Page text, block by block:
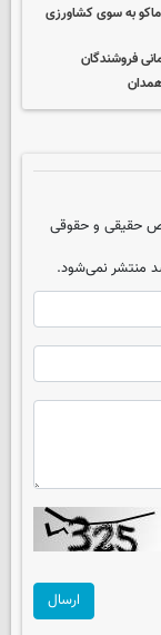
بلند ماکو به سوی کشاورزی
فروشندگان
حقیقی و حقوقی
منتشر نمی‌شود.
ارسال